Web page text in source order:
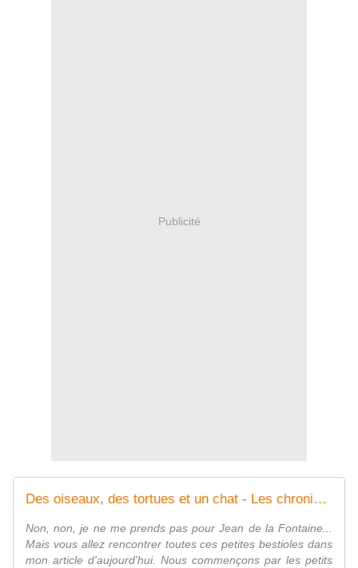
Publicité
Des oiseaux, des tortues et un chat - Les chroniques de Frimousse
Non, non, je ne me prends pas pour Jean de la Fontaine...
Mais vous allez rencontrer toutes ces petites bestioles dans
mon article d'aujourd'hui. Nous commençons par les petits